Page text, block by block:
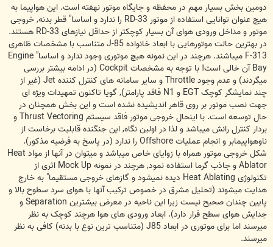
دومین بخش بسیار مهم در محفظه و جایگاه موتور نهفته است. این هواپیما به
هیچ عنوان توانایی استفاده از موتور RD-33 را ندارد و اساسا" قطر بدنه, خروجی
موتور و مداخل ورودی هوای آن بسیار کوچکتر از حداقل نیازهای RD-33 هستند.
در بهترین حالت موتورهایی با ابعاد خانواده J-85 متناسب با مشخصات ظاهری
F-313 میباشند. هرچند در این نمونه هیچ موتوری وجود ندارد و اساسا" Engine
Bay آن خالی است! با توجه به مشخصات Cockpit (در ادامه بیشتر بررسی
میگردند) و عدم وجود Throttle و سایر سامانه های کنترل کننده Jet (غیر از
چند نمایشگر کوچک EGT و N1 فاقد پارامتر), گویا تاکنون تمهیدات ویژه ای
جهت نصب موتور بر روی قاهر اندیشیده نشده است و این بخش همچنان در
حال توسعه است. با اینحال خروجی موتور فاقد سیستم Thrust Vectoring و
بردار کنترل رانش میباشد و لذا در اولین نگاه, این جنگنده قابلیت برخاست از
ناوهواپیمابر و انجام عملیات Offshore را ندارد (در پاسخ به فرضیه مذکور).
شکل خروجی موتور همراه با زوایای خاص میباشد و میتوان در آنها از مواد Heat
Ablator و جاذب گرما استفاده نمود, هرچند در نمونه Mock Up اثری از
تکنولوژی Heat Ablating دیده نمیشود و گازهای خروجی مستقیما" به خارج
هدایت میشوند (تحلیل مشرق در خصوص ترکیب آنها با هوای سرد سطوح بالا و
پایین چندان صحیح نیست زیرا این ناحیه در معرض بیشترین Separation و
جدایش هوای سطح قرار دارد). ابعاد ورودی های هوا هرچند کوچک به نظر
میرسند اما برای موتوری در ابعاد J85 (متناسب ترین نوع با بدنه) کافی به نظر
میرسند.